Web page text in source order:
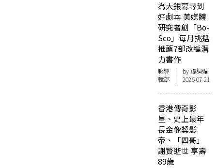
為大銀幕尋到
好劇本 美媒體
研究者創「Bo-
Sco」每月挑選
推薦7部改編潛
力書作
報導 | by 虛詞編
輯部 | 2026-07-21
香港傳奇影
星、史上最年
長金像獎影
帝、「四哥」
謝賢逝世 享壽
89歲